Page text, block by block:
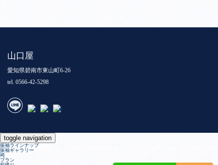
山口屋
愛知県碧南市東山町6-26
tel. 0566-42-5298
toggle navigation
振袖ラインナップ
振袖ギャラリー
袴
プラン